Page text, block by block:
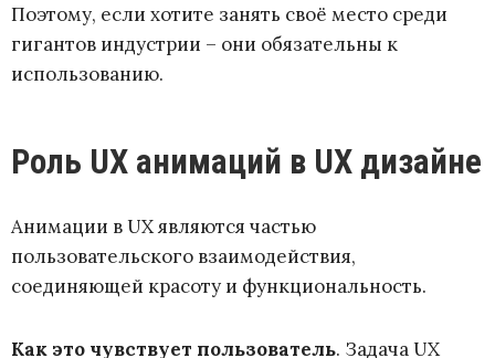
Поэтому, если хотите занять своё место среди
гигантов индустрии – они обязательны к
использованию.
Роль UX анимаций в UX дизайне
Анимации в UX являются частью
пользовательского взаимодействия,
соединяющей красоту и функциональность.
Как это чувствует пользователь. Задача UX